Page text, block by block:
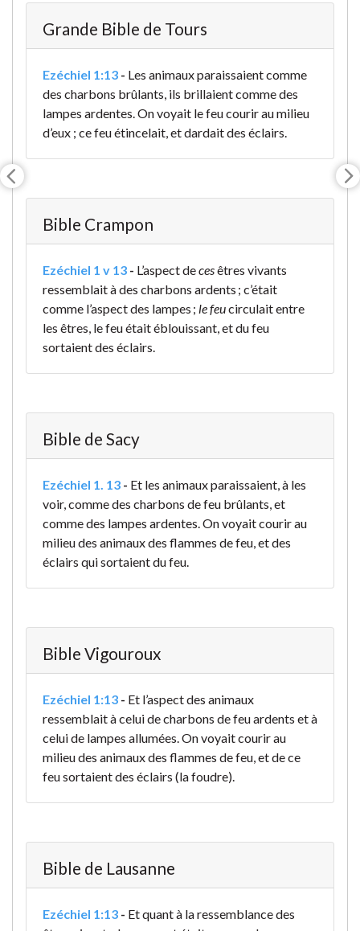
Grande Bible de Tours
Ezéchiel 1:13 - Les animaux paraissaient comme
des charbons brûlants, ils brillaient comme des
lampes ardentes. On voyait le feu courir au milieu
d’eux ; ce feu étincelait, et dardait des éclairs.
Bible Crampon
Ezéchiel 1 v 13 - L’aspect decesêtres vivants
ressemblait à des charbons ardents ; c’était
comme l’aspect des lampes ; le feucirculait entre
les êtres, le feu était éblouissant, et du feu
sortaient des éclairs.
Bible de Sacy
Ezéchiel 1. 13 - Et les animaux paraissaient, à les
voir, comme des charbons de feu brûlants, et
comme des lampes ardentes. On voyait courir au
milieu des animaux des flammes de feu, et des
éclairs qui sortaient du feu.
Bible Vigouroux
Ezéchiel 1:13 - Et l’aspect des animaux
ressemblait à celui de charbons de feu ardents et à
celui de lampes allumées. On voyait courir au
milieu des animaux des flammes de feu, et de ce
feu sortaient des éclairs (la foudre).
Bible de Lausanne
Ezéchiel 1:13 - Et quant à la ressemblance des